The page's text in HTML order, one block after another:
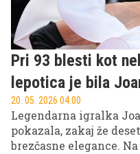
Pri 93 blesti kot
lepotica je bila
20. 05. 2026 04.00
Legendarna igralka
pokazala, zakaj že
brezčasne elegance.